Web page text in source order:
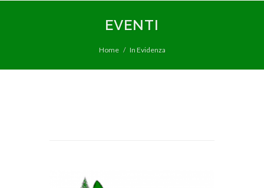
EVENTI
Home In Evidenza